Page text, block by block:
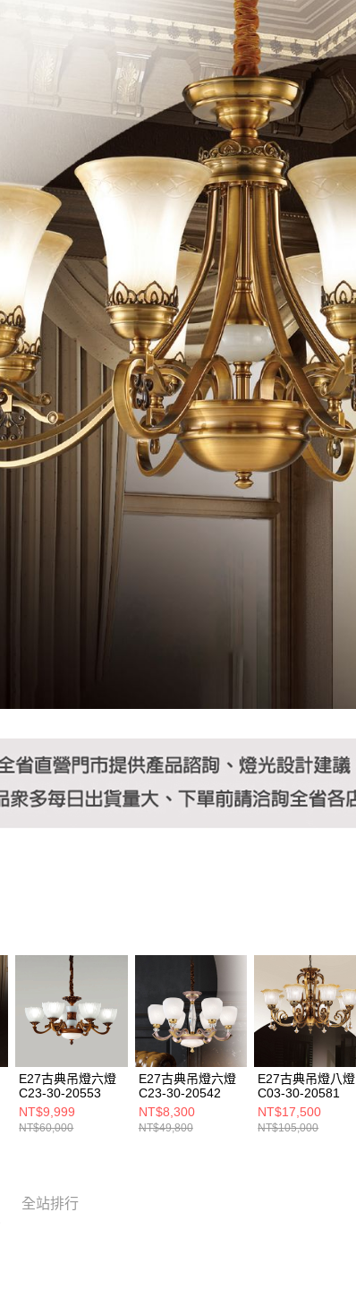
E27古典吊燈六燈
C23-30-20553
NT$9,999
NT$60,000
E27古典吊燈六燈
C23-30-20542
NT$8,300
NT$49,800
E27古典吊燈八燈
C03-30-20581
NT$17,500
NT$105,000
全站排行